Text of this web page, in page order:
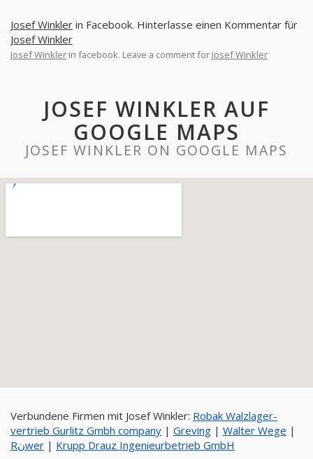
Josef Winkler in Facebook. Hinterlasse einen Kommentar für
Josef Winkler
Josef Winkler in facebook. Leave a comment for Josef Winkler
JOSEF WINKLER AUF
GOOGLE MAPS
JOSEF WINKLER ON GOOGLE MAPS
Verbundene Firmen mit Josef Winkler: Robak Walzlager-
vertrieb Gurlitz Gmbh company | Greving | Walter Wege |
Rنwer | Krupp Drauz Ingenieurbetrieb GmbH